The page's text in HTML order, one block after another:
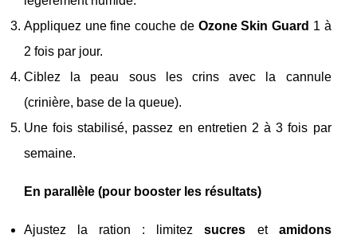
Appliquez une fine couche de Ozone Skin Guard 1 à
2 fois par jour.
Ciblez la peau sous les crins avec la cannule
(crinière, base de la queue).
Une fois stabilisé, passez en entretien 2 à 3 fois par
semaine.
En parallèle (pour booster les résultats)
Ajustez la ration : limitezsucres et amidons